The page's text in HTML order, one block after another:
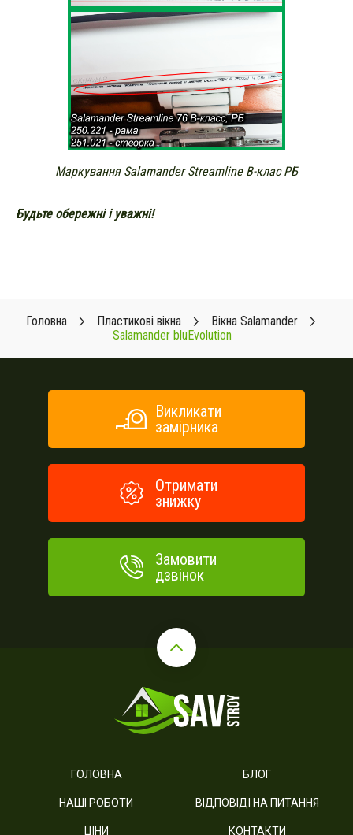
Маркування Salamander Streamline В-клас РБ
Будьте обережні і уважні!
Головна Пластикові вікна
Вікна Salamander
Salamander bluEvolution
Викликати
замірника
Отримати
знижку
Замовити
дзвінок
ГОЛОВНА
НАШІ РОБОТИ
ЦІНИ
БЛОГ
ВІДПОВІДІ НА ПИТАННЯ
КОНТАКТИ